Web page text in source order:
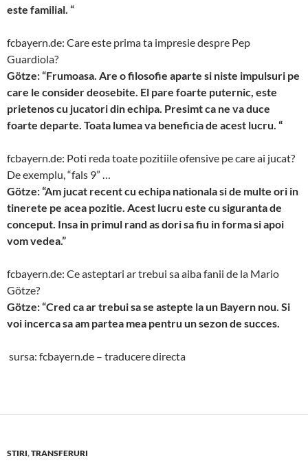
este familial. “
fcbayern.de: Care este prima ta impresie despre Pep
Guardiola?
Götze: “Frumoasa. Are o filosofie aparte si niste impulsuri pe
care le consider deosebite. El pare foarte puternic, este
prietenos cu jucatori din echipa. Presimt ca ne va duce
foarte departe. Toata lumea va beneficia de acest lucru. “
fcbayern.de: Poti reda toate pozitiile ofensive pe care ai jucat?
De exemplu, “fals 9” …
Götze: “Am jucat recent cu echipa nationala si de multe ori in
tinerete pe acea pozitie. Acest lucru este cu siguranta de
conceput. Insa in primul rand as dori sa fiu in forma si apoi
vom vedea.”
fcbayern.de: Ce asteptari ar trebui sa aiba fanii de la Mario
Götze?
Götze: “Cred ca ar trebui sa se astepte la un Bayern nou. Si
voi incerca sa am partea mea pentru un sezon de succes.
sursa: fcbayern.de – traducere directa
STIRI,TRANSFERURI